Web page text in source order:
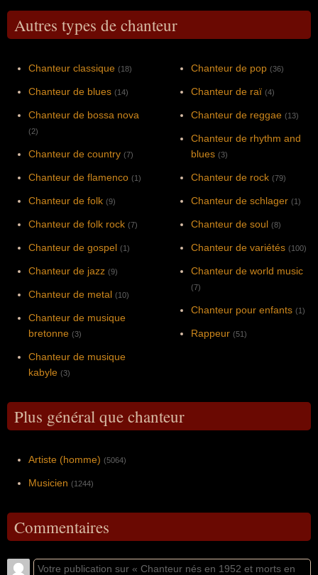
Autres types de chanteur
Chanteur classique (18)
Chanteur de blues (14)
Chanteur de bossa nova
(2)
Chanteur de country (7)
Chanteur de flamenco (1)
Chanteur de folk (9)
Chanteur de folk rock (7)
Chanteur de gospel (1)
Chanteur de jazz (9)
Chanteur de metal (10)
Chanteur de musique
bretonne (3)
Chanteur de musique
kabyle (3)
Chanteur de pop (36)
Chanteur de raï (4)
Chanteur de reggae (13)
Chanteur de rhythm and
blues (3)
Chanteur de rock (79)
Chanteur de schlager (1)
Chanteur de soul (8)
Chanteur de variétés (100)
Chanteur de world music
(7)
Chanteur pour enfants (1)
Rappeur (51)
Plus général que chanteur
Artiste (homme) (5064)
Musicien (1244)
Commentaires